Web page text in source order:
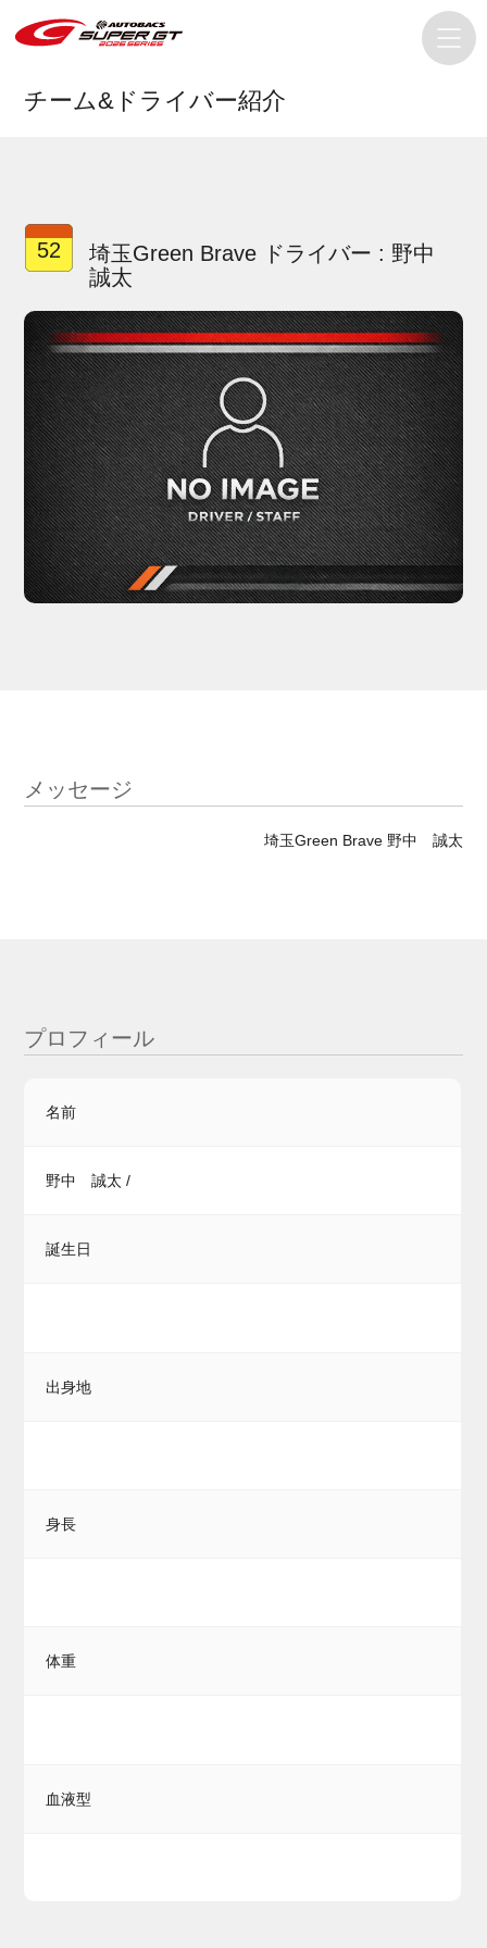
チーム&ドライバー紹介
52
埼玉Green Brave ドライバー : 野中
誠太
メッセージ
埼玉Green Brave 野中 誠太
プロフィール
名前
野中 誠太 /
誕生日
出身地
身長
体重
血液型